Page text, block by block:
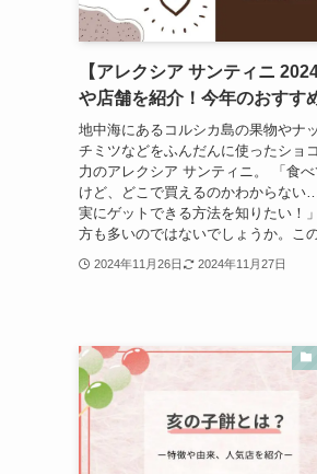
【アレクシア サンティニ
や店舗を紹介！今年のおすす
地中海にあるコルシカ島の果物やナ
チミツなどをふんだんに使ったショ
力のアレクシア サンティニ。 「食
けど、どこで買えるのかわからない
実にゲットできる方法を知りたい！
方も多いのではないでしょうか。この
2024年11月26日 2024年11月27日